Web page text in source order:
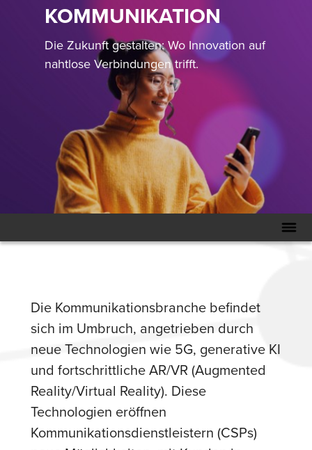
KOMMUNIKATION
Die Zukunft gestalten: Wo Innovation auf
nahtlose Verbindungen trifft.
Die Kommunikationsbranche befindet
sich im Umbruch, angetrieben durch
neue Technologien wie 5G, generative KI
und fortschrittliche AR/VR (Augmented
Reality/Virtual Reality). Diese
Technologien eröffnen
Kommunikationsdienstleistern (CSPs)